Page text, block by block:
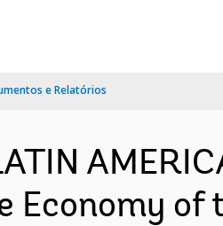
e Relatórios
Economy of